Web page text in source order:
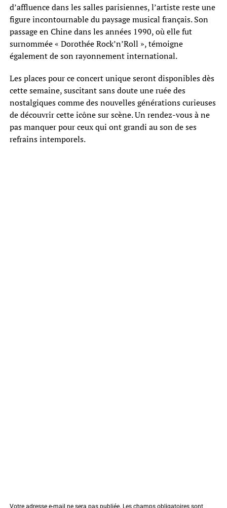
d’affluence dans les salles parisiennes, l’artiste reste une
figure incontournable du paysage musical français. Son
passage en Chine dans les années 1990, où elle fut
surnommée « Dorothée Rock’n’Roll », témoigne
également de son rayonnement international.
Les places pour ce concert unique seront disponibles dès
cette semaine, suscitant sans doute une ruée des
nostalgiques comme des nouvelles générations curieuses
de découvrir cette icône sur scène. Un rendez-vous à ne
pas manquer pour ceux qui ont grandi au son de ses
refrains intemporels.
Votre adresse e-mail ne sera pas publiée. Les champs obligatoires sont